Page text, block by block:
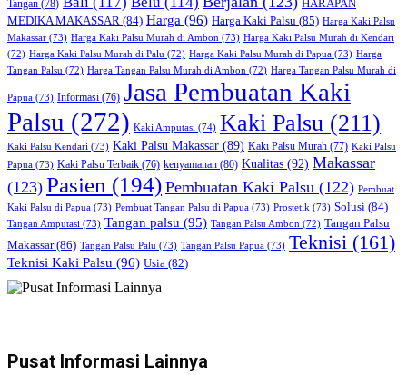
Tangan (78)
HARAPAN
MEDIKA MAKASSAR (84) Harga (96) Harga Kaki Palsu (85) Harga Kaki Palsu
Makassar (73) Harga Kaki Palsu Murah di Ambon (73) Harga Kaki Palsu Murah di Kendari
(72) Harga Kaki Palsu Murah di Palu (72) Harga Kaki Palsu Murah di Papua (73) Harga
Tangan Palsu (72) Harga Tangan Palsu Murah di Ambon (72) Harga Tangan Palsu Murah di
Papua (73) Informasi (76) Jasa Pembuatan Kaki
Palsu (272) Kaki Amputasi (74) Kaki Palsu (211)
Kaki Palsu Kendari (73) Kaki Palsu Makassar (89) Kaki Palsu Murah (77) Kaki Palsu
Papua (73) Kaki Palsu Terbaik (76) kenyamanan (80) Kualitas (92) Makassar
(123) Pasien (194) Pembuatan Kaki Palsu (122) Pembuat
Kaki Palsu di Papua (73) Pembuat Tangan Palsu di Papua (73) Prostetik (73) Solusi (84)
Tangan Amputasi (73) Tangan palsu (95) Tangan Palsu Ambon (72) Tangan Palsu
Makassar(86) Tangan Palsu Palu (73) Tangan Palsu Papua (73) Teknisi (161)
Teknisi Kaki Palsu (96) Usia (82)
Pusat Informasi Lainnya